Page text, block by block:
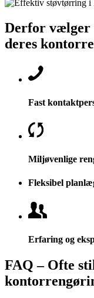
Derfor vælger
deres
Fast
Miljøvenlige
Fleksibel
Erfaring og
FAQ – Ofte